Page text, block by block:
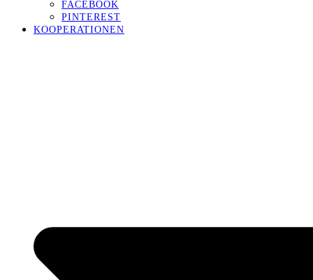
FACEBOOK
PINTEREST
KOOPERATIONEN